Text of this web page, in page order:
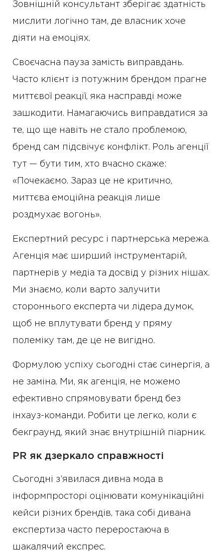
Зовнішній консультант зберігає здатність
мислити логічно там, де власник хоче
діяти на емоціях.
Своєчасна пауза замість виправдань.
Часто клієнт із потужним брендом прагне
миттєвої реакції, яка насправді може
зашкодити. Намагаючись виправдатися за
те, що ще навіть не стало проблемою,
бренд сам підсвічує конфлікт. Роль агенції
тут — бути тим, хто вчасно скаже:
«Почекаємо. Зараз це не критично,
миттєва емоційна реакція лише
роздмухає вогонь».
Експертний ресурс і партнерська мережа.
Агенція має ширший інструментарій,
партнерів у медіа та досвід у різних нішах.
Ми знаємо, коли варто залучити
стороннього експерта чи лідера думок,
щоб не вплутувати бренд у пряму
полеміку там, де це не вигідно.
Формулою успіху сьогодні стає синергія, а
не заміна. Ми, як агенція, не можемо
ефективно спрямовувати бренд без
інхауз-команди. Робити це легко, коли є
бекграунд, який знає внутрішній піарник.
PR як дзеркало справжності
Сьогодні з’явилася дивна мода в
інформпросторі оцінювати комунікаційні
кейси різних брендів, така собі дивана
експертиза часто переростаюча в
шакалячий експрес.